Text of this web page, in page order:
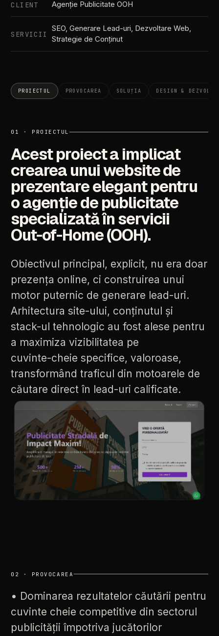
CLIENT Agenție Publicitate OOH
SERVICII
SEO, Generare Lead-uri, Dezvoltare Web,
Strategie de Conținut
PROIECTUL PROVOCAREA SOLUȚIA DESIGN &
01 · PROIECTUL
Acest proiecta implicat
creareaunuiwebsitede
prezentareelegantpentru
oagențiedepublicitate
specializatăînservicii
Out-of-Home(OOH).
Obiectivul principal, explicit, nu era doar
prezența online, ci construirea unui
motor puternic de generare lead-uri.
Arhitectura site-ului, conținutul și
stack-ul tehnologic au fost alese pentru
a maximiza vizibilitatea pe
cuvinte-cheie specifice, valoroase,
transformând traficul din motoarele de
căutare direct în lead-uri calificate.
02 · PROVOCAREA
• Dominarea rezultatelor căutării pentru
cuvinte cheie competitive din sectorul
publicității împotriva jucătorilor